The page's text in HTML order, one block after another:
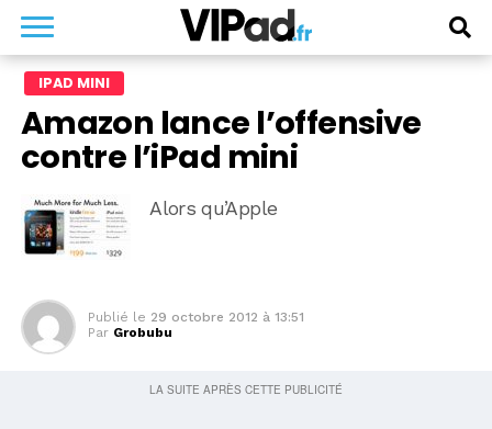
IPAD MINI
Amazon lance l’offensive
contre l’iPad mini
Alors qu’Apple
Publié le 29 octobre 2012 à 13:51
Par Grobubu